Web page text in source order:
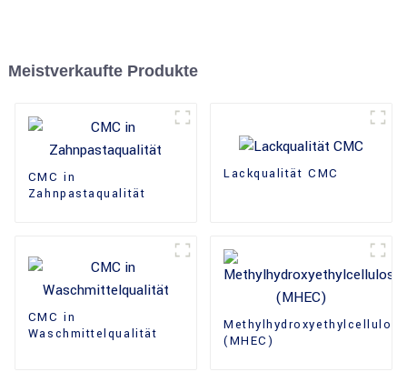
Meistverkaufte Produkte
CMC in
Zahnpastaqualität
Lackqualität CMC
CMC in
Waschmittelqualität
Methylhydroxyethylcellulose
(MHEC)